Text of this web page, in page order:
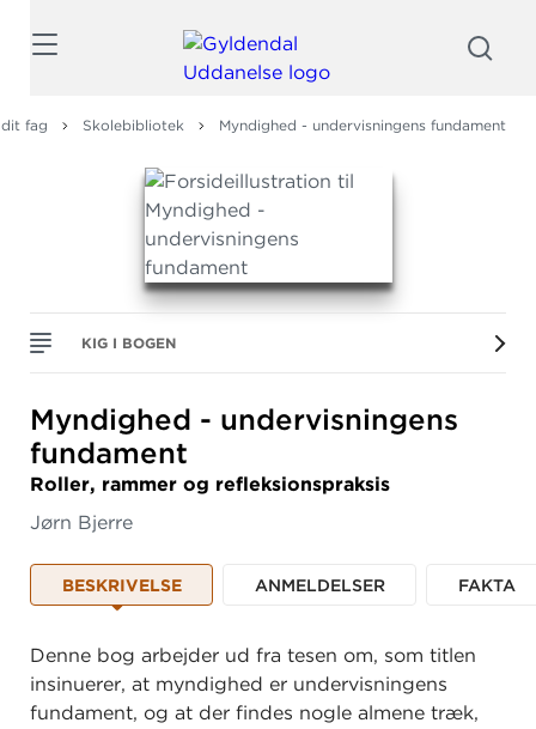
fag Skolebibliotek Myndighed - undervisningens fundament
KIG I BOGEN
Myndighed - undervisningens
fundament
Roller, rammer og refleksionspraksis
Jørn Bjerre
BESKRIVELSE ANMELDELSER FAKTA
Denne bog arbejder ud fra tesen om, som titlen
insinuerer, at myndighed er undervisningens
fundament, og at der findes nogle almene træk,